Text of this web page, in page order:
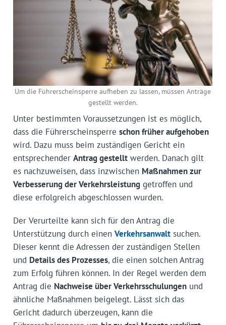
Um die Führerscheinsperre aufheben zu lassen, müssen Anträge
gestellt werden.
Unter bestimmten Voraussetzungen ist es möglich,
dass die Führerscheinsperre schon früher aufgehoben
wird. Dazu muss beim zuständigen Gericht ein
entsprechender Antrag gestelltwerden. Danach gilt
es nachzuweisen, dass inzwischen Maßnahmen zur
Verbesserung der Verkehrsleistunggetroffen und
diese erfolgreich abgeschlossen wurden.
Der Verurteilte kann sich für den Antrag die
Unterstützung durch einen Verkehrsanwaltsuchen.
Dieser kennt die Adressen der zuständigen Stellen
und Details des Prozesses, die einen solchen Antrag
zum Erfolg führen können. In der Regel werden dem
Antrag die Nachweise über Verkehrsschulungenund
ähnliche Maßnahmen beigelegt. Lässt sich das
Gericht dadurch überzeugen, kann die